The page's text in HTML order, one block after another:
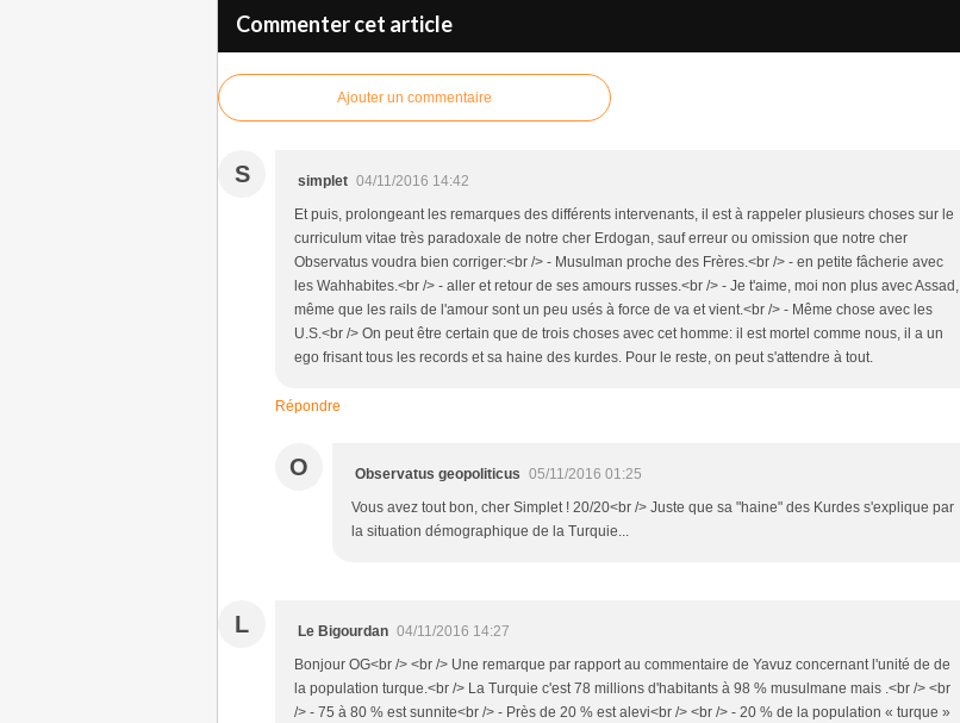
Commenter cet article
Ajouter un commentaire
S simplet 04/11/2016 14:42
Et puis, prolongeant les remarques des différents intervenants, il est à rappeler plusieurs choses sur le
curriculum vitae très paradoxale de notre cher Erdogan, sauf erreur ou omission que notre cher
Observatus voudra bien corriger:<br /> - Musulman proche des Frères.<br /> - en petite fâcherie avec
les Wahhabites.<br /> - aller et retour de ses amours russes.<br /> - Je t'aime, moi non plus avec Assad,
même que les rails de l'amour sont un peu usés à force de va et vient.<br /> - Même chose avec les
U.S.<br /> On peut être certain que de trois choses avec cet homme: il est mortel comme nous, il a un
ego frisant tous les records et sa haine des kurdes. Pour le reste, on peut s'attendre à tout.
Répondre
O Observatus geopoliticus 05/11/2016 01:25
Vous avez tout bon, cher Simplet ! 20/20<br /> Juste que sa "haine" des Kurdes s'explique par
la situation démographique de la Turquie...
L Le Bigourdan 04/11/2016 14:27
Bonjour OG<br /> <br /> Une remarque par rapport au commentaire de Yavuz concernant l'unité de de
la population turque.<br /> La Turquie c'est 78 millions d'habitants à 98 % musulmane mais .<br /> <br
/> - 75 à 80 % est sunnite<br /> - Près de 20 % est alevi<br /> <br /> - 20 % de la population « turque »